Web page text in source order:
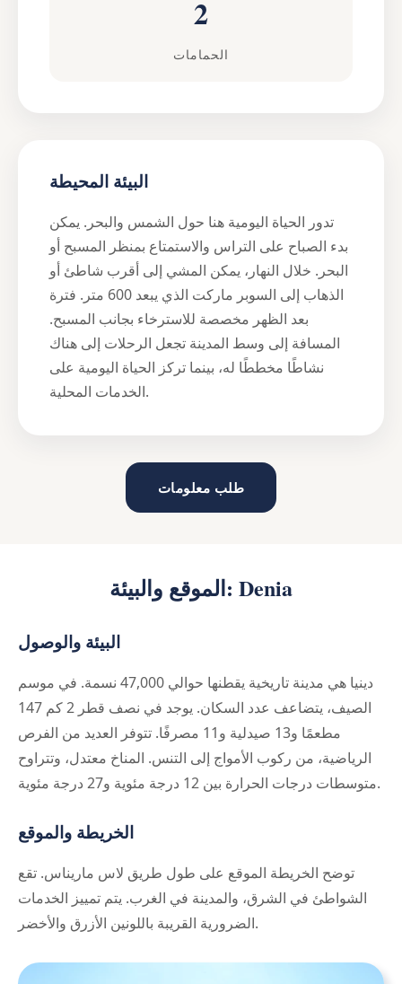
2
الحمامات
البيئة المحيطة
تدور الحياة اليومية هنا حول الشمس والبحر. يمكن
بدء الصباح على التراس والاستمتاع بمنظر المسبح أو
البحر. خلال النهار، يمكن المشي إلى أقرب شاطئ أو
الذهاب إلى السوبر ماركت الذي يبعد 600 متر. فترة
بعد الظهر مخصصة للاسترخاء بجانب المسبح.
المسافة إلى وسط المدينة تجعل الرحلات إلى هناك
نشاطًا مخططًا له، بينما تركز الحياة اليومية على
الخدمات المحلية.
طلب معلومات
الموقع والبيئة: Denia
البيئة والوصول
دينيا هي مدينة تاريخية يقطنها حوالي 47,000 نسمة. في موسم
الصيف، يتضاعف عدد السكان. يوجد في نصف قطر 2 كم 147
مطعمًا و13 صيدلية و11 مصرفًا. تتوفر العديد من الفرص
الرياضية، من ركوب الأمواج إلى التنس. المناخ معتدل، وتتراوح
متوسطات درجات الحرارة بين 12 درجة مئوية و27 درجة مئوية.
الخريطة والموقع
توضح الخريطة الموقع على طول طريق لاس ماريناس. تقع
الشواطئ في الشرق، والمدينة في الغرب. يتم تمييز الخدمات
الضرورية القريبة باللونين الأزرق والأخضر.